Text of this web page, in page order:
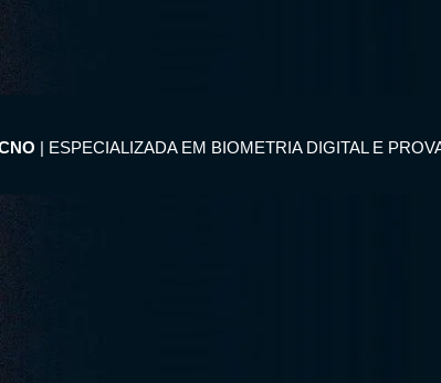
| ESPECIALIZADA EM BIOMETRIA DIGITAL E